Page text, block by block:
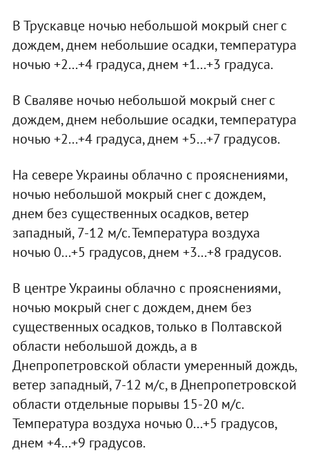
В Трускавце ночью небольшой мокрый снег с
дождем, днем небольшие осадки, температура
ночью +2...+4 градуса, днем +1...+3 градуса.
В Сваляве ночью небольшой мокрый снег с
дождем, днем небольшие осадки, температура
ночью +2...+4 градуса, днем +5...+7 градусов.
На севере Украины облачно с прояснениями,
ночью небольшой мокрый снег с дождем,
днем без существенных осадков, ветер
западный, 7-12 м/с. Температура воздуха
ночью 0...+5 градусов, днем +3...+8 градусов.
В центре Украины облачно с прояснениями,
ночью мокрый снег с дождем, днем без
существенных осадков, только в Полтавской
области небольшой дождь, а в
Днепропетровской области умеренный дождь,
ветер западный, 7-12 м/с, в Днепропетровской
области отдельные порывы 15-20 м/с.
Температура воздуха ночью 0...+5 градусов,
днем +4...+9 градусов.